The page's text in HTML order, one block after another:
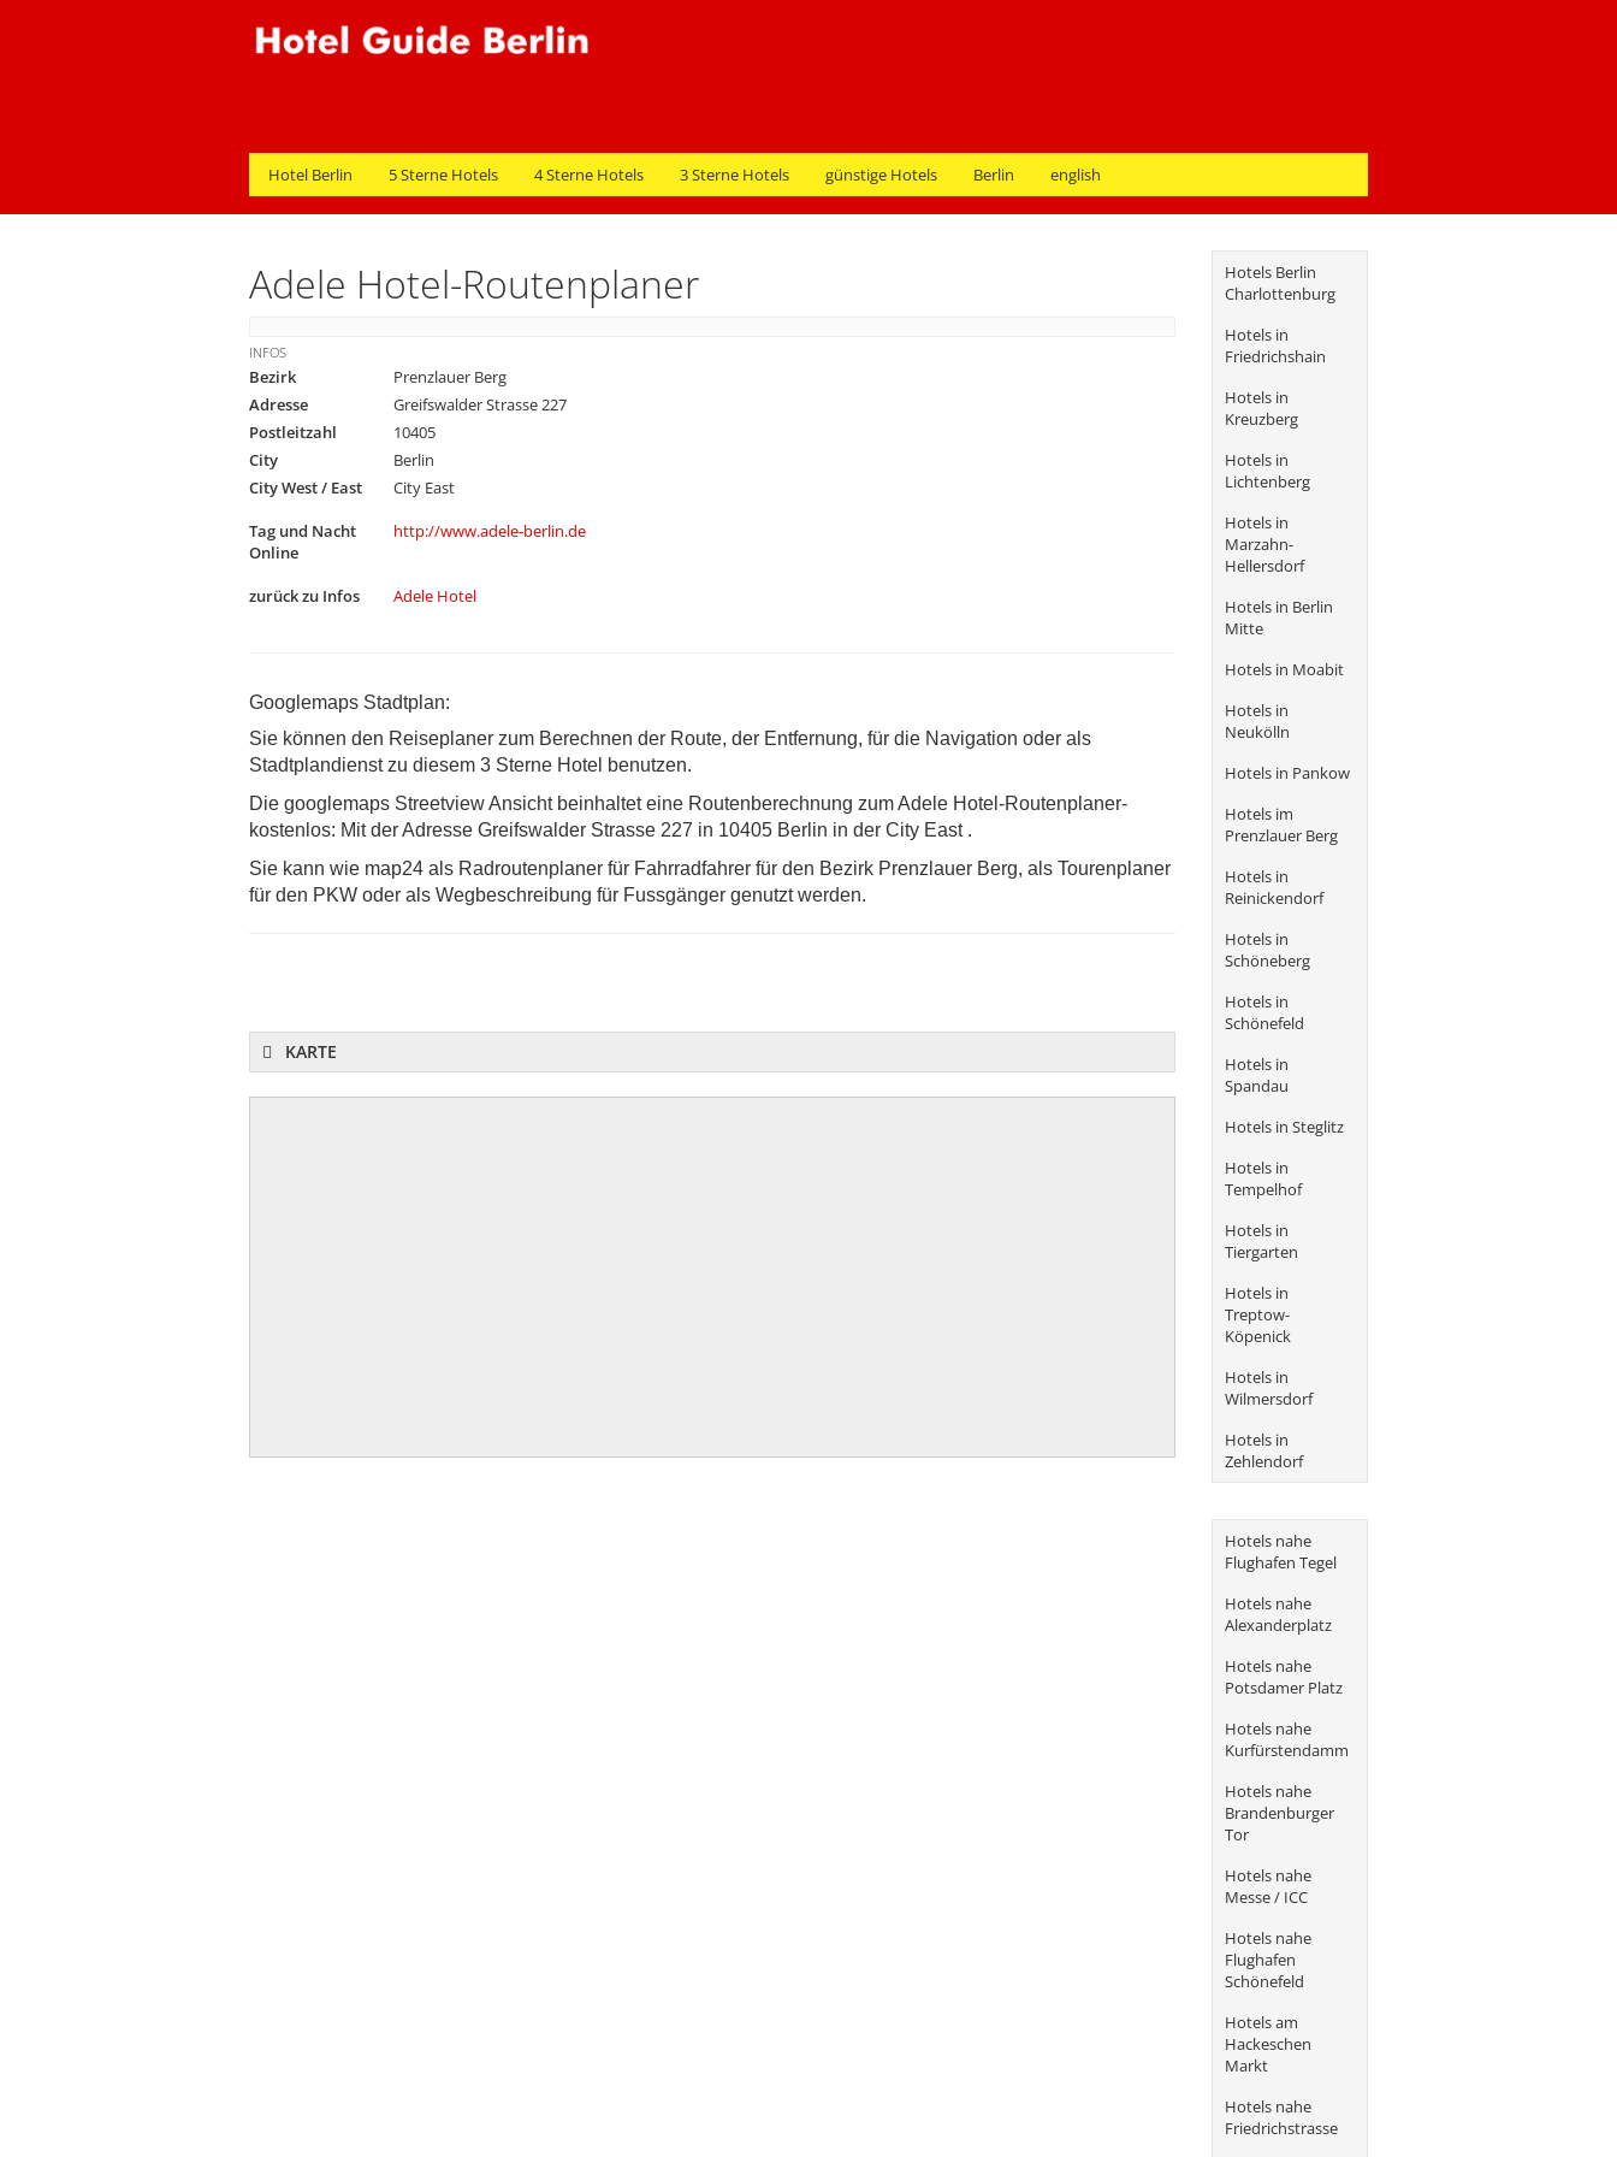
Hotel Berlin 5 Sterne Hotels 4 Sterne Hotels 3 Sterne Hotels günstige Hotels Berlin english
Adele Hotel-Routenplaner
INFOS
Bezirk
Prenzlauer Berg
Adresse
Greifswalder Strasse 227
Postleitzahl
10405
City
Berlin
City West / East
City East
Tag und Nacht
Online
http://www.adele-berlin.de
zurück zu Infos Adele Hotel
Googlemaps Stadtplan:
Sie können den Reiseplaner zum Berechnen der Route, der Entfernung, für die Navigation oder als
Stadtplandienst zu diesem 3 Sterne Hotel benutzen.
Die googlemaps Streetview Ansicht beinhaltet eine Routenberechnung zum Adele Hotel-Routenplaner-
kostenlos: Mit der Adresse Greifswalder Strasse 227 in 10405 Berlin in der City East .
Sie kann wie map24 als Radroutenplaner für Fahrradfahrer für den Bezirk Prenzlauer Berg, als Tourenplaner
für den PKW oder als Wegbeschreibung für Fussgänger genutzt werden.
KARTE
Hotels Berlin
Charlottenburg
Hotels in
Friedrichshain
Hotels in
Kreuzberg
Hotels in
Lichtenberg
Hotels in
Marzahn-
Hellersdorf
Hotels in Berlin
Mitte
Hotels in Moabit
Hotels in
Neukölln
Hotels in Pankow
Hotels im
Prenzlauer Berg
Hotels in
Reinickendorf
Hotels in
Schöneberg
Hotels in
Schönefeld
Hotels in
Spandau
Hotels in Steglitz
Hotels in
Tempelhof
Hotels in
Tiergarten
Hotels in
Treptow-
Köpenick
Hotels in
Wilmersdorf
Hotels in
Zehlendorf
Hotels nahe
Flughafen Tegel
Hotels nahe
Alexanderplatz
Hotels nahe
Potsdamer Platz
Hotels nahe
Kurfürstendamm
Hotels nahe
Brandenburger
Tor
Hotels nahe
Messe / ICC
Hotels nahe
Flughafen
Schönefeld
Hotels am
Hackeschen
Markt
Hotels nahe
Friedrichstrasse